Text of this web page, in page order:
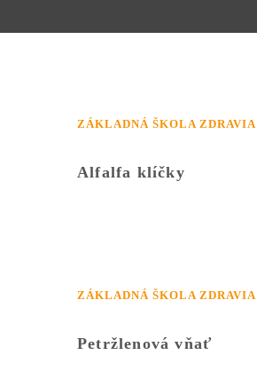
ZÁKLADNÁ ŠKOLA ZDRAVIA
Alfalfa klíčky
ZÁKLADNÁ ŠKOLA ZDRAVIA
Petržlenová vňať